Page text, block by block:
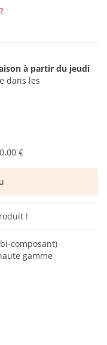
à partir du jeudi
dans les
€
!
composant)
gamme